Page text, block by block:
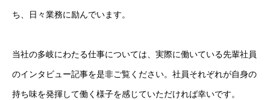
ち、日々業務に励んでいます。
当社の多岐にわたる仕事については、実際に働いている先輩社員
のインタビュー記事を是非ご覧ください。社員それぞれが自身の
持ち味を発揮して働く様子を感じていただければ幸いです。